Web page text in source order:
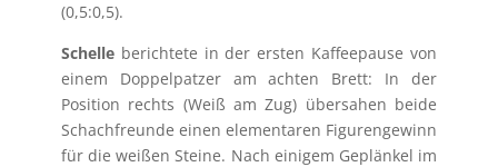
(0,5:0,5).
Schelleberichtete in der ersten Kaffeepause von
einem Doppelpatzer am achten Brett: In der
Position rechts (Weiß am Zug) übersahen beide
Schachfreunde einen elementaren Figurengewinn
für die weißen Steine. Nach einigem Geplänkel im